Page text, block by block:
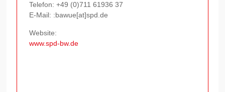
Telefon:+49 (0)711 61936 37
E-Mail: :bawue[at]spd.de
Website:
www.spd-bw.de